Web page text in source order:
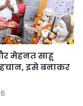
मेहनत साहू
इसे बनाकर